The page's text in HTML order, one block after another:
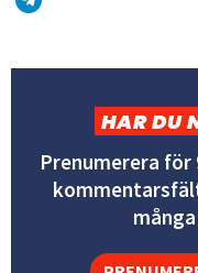
HAR DU
Prenumerera